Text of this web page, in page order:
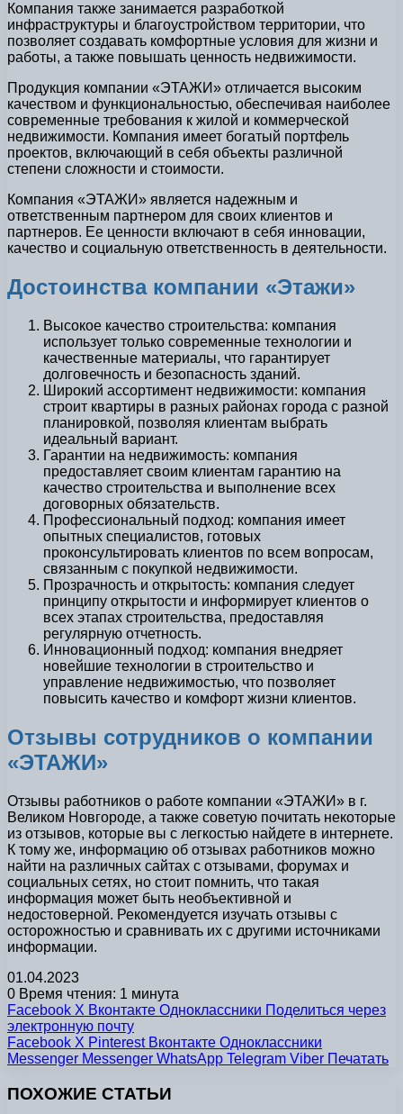
Компания также занимается разработкой
инфраструктуры и благоустройством территории, что
позволяет создавать комфортные условия для жизни и
работы, а также повышать ценность недвижимости.
Продукция компании «ЭТАЖИ» отличается высоким
качеством и функциональностью, обеспечивая наиболее
современные требования к жилой и коммерческой
недвижимости. Компания имеет богатый портфель
проектов, включающий в себя объекты различной
степени сложности и стоимости.
Компания «ЭТАЖИ» является надежным и
ответственным партнером для своих клиентов и
партнеров. Ее ценности включают в себя инновации,
качество и социальную ответственность в деятельности.
Достоинства компании «Этажи»
Высокое качество строительства: компания
использует только современные технологии и
качественные материалы, что гарантирует
долговечность и безопасность зданий.
Широкий ассортимент недвижимости: компания
строит квартиры в разных районах города с разной
планировкой, позволяя клиентам выбрать
идеальный вариант.
Гарантии на недвижимость: компания
предоставляет своим клиентам гарантию на
качество строительства и выполнение всех
договорных обязательств.
Профессиональный подход: компания имеет
опытных специалистов, готовых
проконсультировать клиентов по всем вопросам,
связанным с покупкой недвижимости.
Прозрачность и открытость: компания следует
принципу открытости и информирует клиентов о
всех этапах строительства, предоставляя
регулярную отчетность.
Инновационный подход: компания внедряет
новейшие технологии в строительство и
управление недвижимостью, что позволяет
повысить качество и комфорт жизни клиентов.
Отзывы сотрудников о компании
«ЭТАЖИ»
Отзывы работников о работе компании «ЭТАЖИ» в г.
Великом Новгороде, а также советую почитать некоторые
из отзывов, которые вы с легкостью найдете в интернете.
К тому же, информацию об отзывах работников можно
найти на различных сайтах с отзывами, форумах и
социальных сетях, но стоит помнить, что такая
информация может быть необъективной и
недостоверной. Рекомендуется изучать отзывы с
осторожностью и сравнивать их с другими источниками
информации.
01.04.2023
0 Время чтения: 1 минута
Facebook X Вконтакте Одноклассники Поделиться через
электронную почту
Facebook X Pinterest Вконтакте Одноклассники
Messenger Messenger WhatsApp Telegram Viber Печатать
ПОХОЖИЕ СТАТЬИ